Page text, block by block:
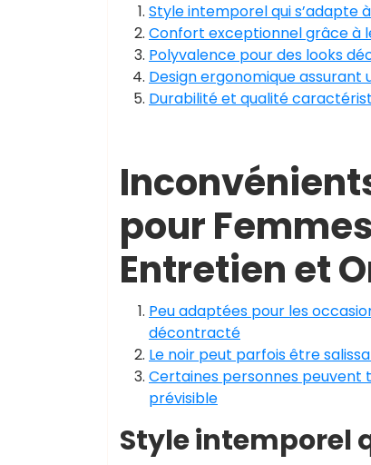
Style intemporel qui s’adapte
Confort exceptionnel grâce à
Polyvalence pour des looks
Design ergonomique assurant
Durabilité et qualité
pour
Entretien et
Peu adaptées pour les
décontracté
Le noir peut parfois être
Certaines personnes peuvent
prévisible
Style intemporel